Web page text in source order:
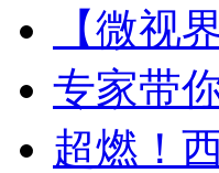
【微视
专家带
超燃！